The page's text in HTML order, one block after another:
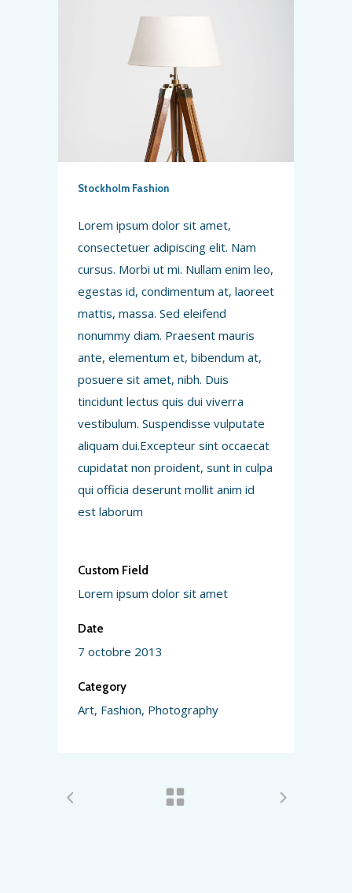
Stockholm Fashion
Lorem ipsum dolor sit amet,
consectetuer adipiscing elit. Nam
cursus. Morbi ut mi. Nullam enim leo,
egestas id, condimentum at, laoreet
mattis, massa. Sed eleifend
nonummy diam. Praesent mauris
ante, elementum et, bibendum at,
posuere sit amet, nibh. Duis
tincidunt lectus quis dui viverra
vestibulum. Suspendisse vulputate
aliquam dui.Excepteur sint occaecat
cupidatat non proident, sunt in culpa
qui officia deserunt mollit anim id
est laborum
Custom Field
Lorem ipsum dolor sit amet
Date
7 octobre 2013
Category
Art, Fashion, Photography